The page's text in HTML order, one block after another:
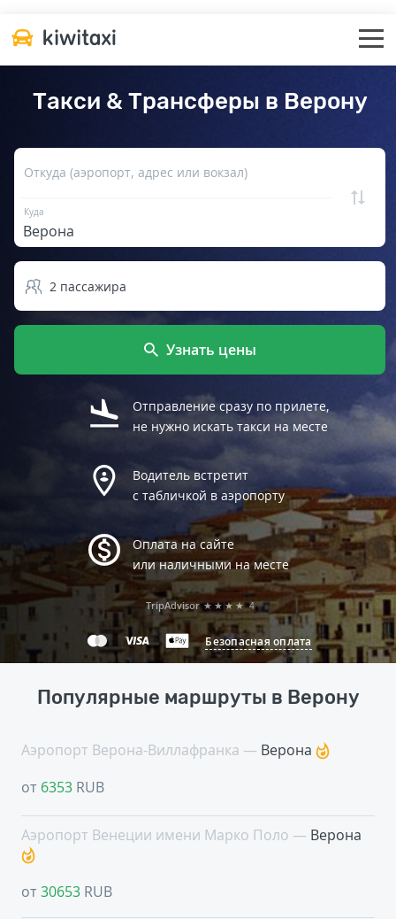
Такси & Трансферы в Верону
Откуда (аэропорт, адрес или вокзал)
Куда
2 пассажира
Узнать цены
Отправление сразу по прилете,
не нужно искать такси на месте
Водитель встретит
с табличкой в аэропорту
Оплата на сайте
или наличными на месте
Безопасная оплата
TripAdvisor ★★★★ 4
Популярные маршруты в Верону
Аэропорт Верона-Виллафранка — Верона
от 6353 RUB
Аэропорт Венеции имени Марко Поло — Верона
от30653 RUB